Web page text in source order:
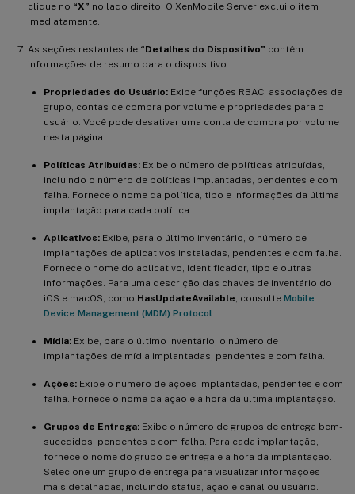
clique no “X” no lado direito. O XenMobile Server exclui o item
imediatamente.
As seções restantes de “Detalhes do Dispositivo” contêm
informações de resumo para o dispositivo.
Propriedades do Usuário: Exibe funções RBAC, associações de
grupo, contas de compra por volume e propriedades para o
usuário. Você pode desativar uma conta de compra por volume
nesta página.
Políticas Atribuídas: Exibe o número de políticas atribuídas,
incluindo o número de políticas implantadas, pendentes e com
falha. Fornece o nome da política, tipo e informações da última
implantação para cada política.
Aplicativos: Exibe, para o último inventário, o número de
implantações de aplicativos instaladas, pendentes e com falha.
Fornece o nome do aplicativo, identificador, tipo e outras
informações. Para uma descrição das chaves de inventário do
iOS e macOS, como HasUpdateAvailable, consulte Mobile
Device Management (MDM) Protocol.
Mídia: Exibe, para o último inventário, o número de
implantações de mídia implantadas, pendentes e com falha.
Ações: Exibe o número de ações implantadas, pendentes e com
falha. Fornece o nome da ação e a hora da última implantação.
Grupos de Entrega: Exibe o número de grupos de entrega bem-
sucedidos, pendentes e com falha. Para cada implantação,
fornece o nome do grupo de entrega e a hora da implantação.
Selecione um grupo de entrega para visualizar informações
mais detalhadas, incluindo status, ação e canal ou usuário.